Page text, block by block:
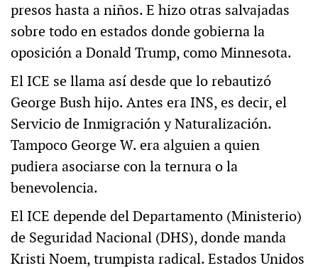
presos hasta a niños. E hizo otras salvajadas
sobre todo en estados donde gobierna la
oposición a Donald Trump, como Minnesota.
El ICE se llama así desde que lo rebautizó
George Bush hijo. Antes era INS, es decir, el
Servicio de Inmigración y Naturalización.
Tampoco George W. era alguien a quien
pudiera asociarse con la ternura o la
benevolencia.
El ICE depende del Departamento (Ministerio)
de Seguridad Nacional (DHS), donde manda
Kristi Noem, trumpista radical. Estados Unidos